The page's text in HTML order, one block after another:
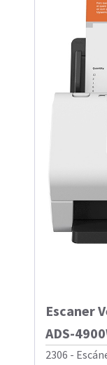
Escaner
ADS-
2306 -